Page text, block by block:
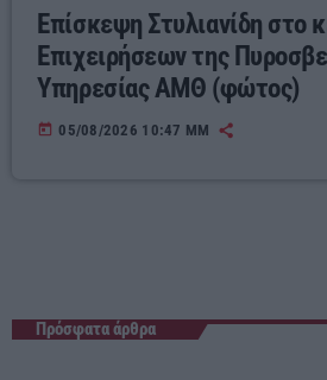
Επίσκεψη Στυλιανίδη στο
Επιχειρήσεων της
Υπηρεσίας ΑΜΘ (φώτος)
today 05/08/2026 10:47 ΜΜ
Πρόσφατα άρθρα